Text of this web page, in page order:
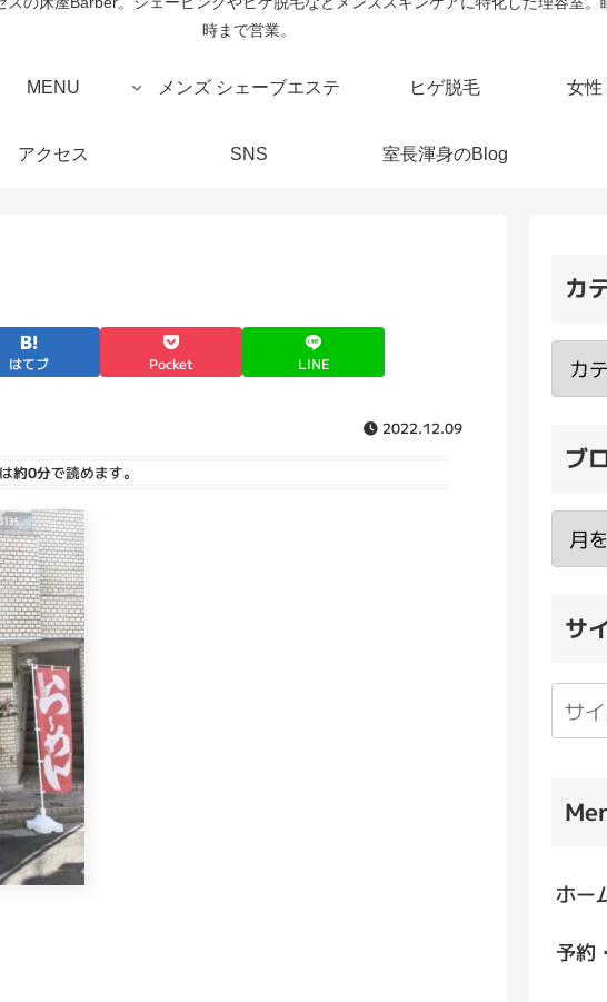
時まで営業。
MENU メンズ シェーブエステ ヒゲ脱毛 女性
アクセス SNS 室長渾身のBlog
はてブ Pocket LINE
2022.12.09
約0分で読めます。
カ
ブ
サ
ホー
予約